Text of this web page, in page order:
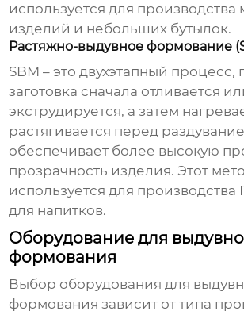
используется для
изделий и небольших бутылок.
Растяжно-выдувное формование
SBM – это двухэтапный
заготовка сначала отливается
экструдируется, а затем
растягивается перед
обеспечивает более высокую
прозрачность изделия. Этот
используется для производства
для напитков.
Оборудование для
формования
Выбор оборудования для
формования зависит от типа